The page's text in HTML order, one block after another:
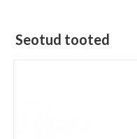
Seotud tooted